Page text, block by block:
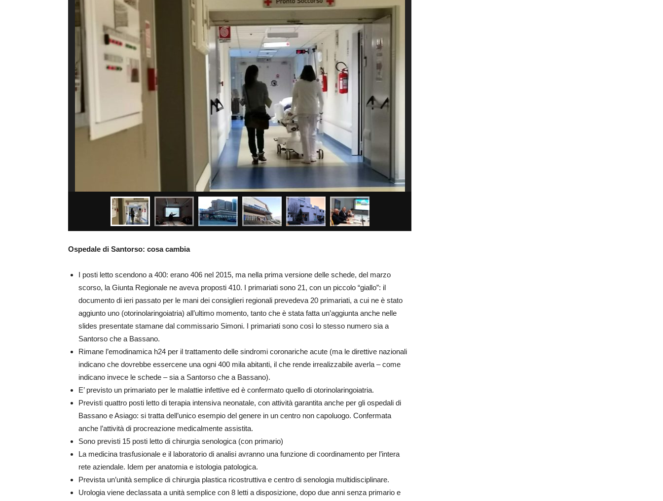
Ospedale di Santorso: cosa cambia
I posti letto scendono a 400: erano 406 nel 2015, ma nella prima versione delle schede, del marzo
scorso, la Giunta Regionale ne aveva proposti 410. I primariati sono 21, con un piccolo “giallo”: il
documento di ieri passato per le mani dei consiglieri regionali prevedeva 20 primariati, a cui ne è stato
aggiunto uno (otorinolaringoiatria) all’ultimo momento, tanto che è stata fatta un’aggiunta anche nelle
slides presentate stamane dal commissario Simoni. I primariati sono così lo stesso numero sia a
Santorso che a Bassano.
Rimane l’emodinamica h24 per il trattamento delle sindromi coronariche acute (ma le direttive nazionali
indicano che dovrebbe essercene una ogni 400 mila abitanti, il che rende irrealizzabile averla – come
indicano invece le schede – sia a Santorso che a Bassano).
E’ previsto un primariato per le malattie infettive ed è confermato quello di otorinolaringoiatria.
Previsti quattro posti letto di terapia intensiva neonatale, con attività garantita anche per gli ospedali di
Bassano e Asiago: si tratta dell’unico esempio del genere in un centro non capoluogo. Confermata
anche l’attività di procreazione medicalmente assistita.
Sono previsti 15 posti letto di chirurgia senologica (con primario)
La medicina trasfusionale e il laboratorio di analisi avranno una funzione di coordinamento per l’intera
rete aziendale. Idem per anatomia e istologia patologica.
Prevista un’unità semplice di chirurgia plastica ricostruttiva e centro di senologia multidisciplinare.
Urologia viene declassata a unità semplice con 8 letti a disposizione, dopo due anni senza primario e